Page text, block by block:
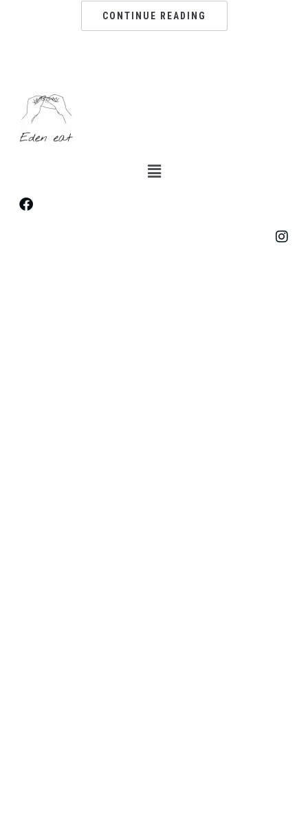
CONTINUE READING